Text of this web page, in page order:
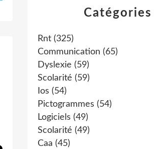
Catégories
Rnt (325)
Communication (65)
Dyslexie (59)
Scolarité (59)
Ios (54)
Pictogrammes (54)
Logiciels (49)
Scolarité (49)
Caa (45)